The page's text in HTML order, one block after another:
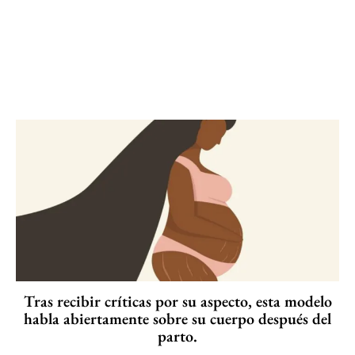
Tras recibir críticas por su aspecto, esta modelo
habla abiertamente sobre su cuerpo después del
parto.